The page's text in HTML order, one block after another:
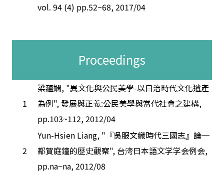
vol. 94 (4) pp.52~68, 2017/04
Proceedings
1
梁蘊嫻, "異文化與公民美學-以日治時代文化遺產
為例", 發展與正義:公民美學與當代社會之建構,
pp.103~112, 2012/04
2
Yun-Hsien Liang, "『吳服文織時代三國志』論─
都賀庭鐘的歷史觀察", 台湾日本語文学学会例会,
pp.na~na, 2012/08